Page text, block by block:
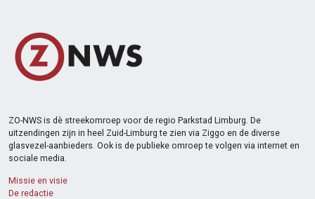
ZO-NWS is dè streekomroep voor de regio Parkstad Limburg. De
uitzendingen zijn in heel Zuid-Limburg te zien via Ziggo en de diverse
glasvezel-aanbieders. Ook is de publieke omroep te volgen via internet en
sociale media.
Missie en visie
De redactie